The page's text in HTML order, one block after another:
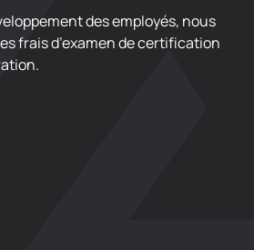
des employés, nous
frais d’examen de certification